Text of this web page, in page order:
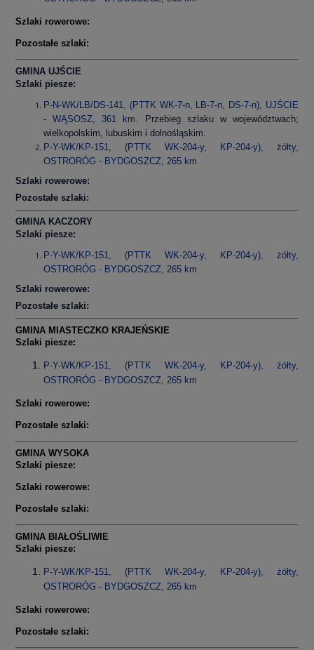
Szlaki rowerowe:
Pozostałe szlaki:
GMINA UJŚCIE
Szlaki piesze:
P-N-WK/LB/DS-141, (PTTK WK-7-n, LB-7-n, DS-7-n), UJŚCIE
- WĄSOSZ, 361 km.
Przebieg szlaku w województwach;
wielkopolskim, lubuskim i dolnośląskim.
P-Y-WK/KP-151, (PTTK WK-204-y, KP-204-y), żółty,
OSTRORÓG - BYDGOSZCZ, 265 km
Szlaki rowerowe:
Pozostałe szlaki:
GMINA KACZORY
Szlaki piesze:
P-Y-WK/KP-151, (PTTK WK-204-y, KP-204-y), żółty,
OSTRORÓG - BYDGOSZCZ, 265 km
Szlaki rowerowe:
Pozostałe szlaki:
GMINA MIASTECZKO KRAJEŃSKIE
Szlaki piesze:
P-Y-WK/KP-151, (PTTK WK-204-y, KP-204-y), żółty,
OSTRORÓG - BYDGOSZCZ, 265 km
Szlaki rowerowe:
Pozostałe szlaki:
GMINA WYSOKA
Szlaki piesze:
Szlaki rowerowe:
Pozostałe szlaki:
GMINA BIAŁOŚLIWIE
Szlaki piesze:
P-Y-WK/KP-151, (PTTK WK-204-y, KP-204-y), żółty,
OSTRORÓG - BYDGOSZCZ, 265 km
Szlaki rowerowe:
Pozostałe szlaki: